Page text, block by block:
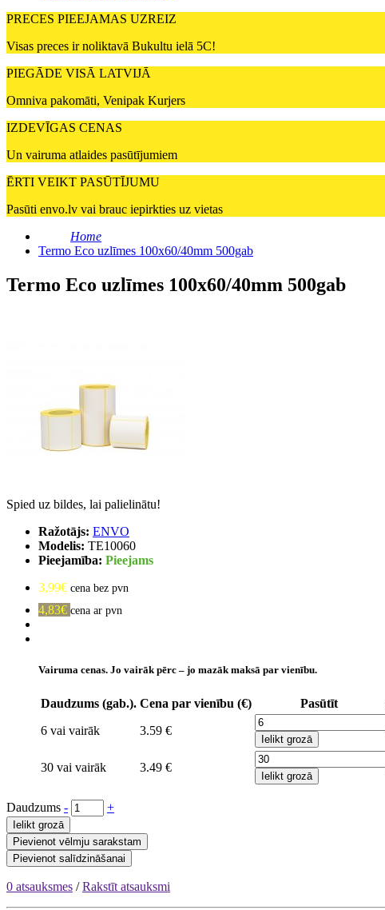
PRECES PIEEJAMAS UZREIZ
Visas preces ir noliktavā Bukultu ielā 5C!
PIEGĀDE VISĀ LATVIJĀ
Omniva pakomāti, Venipak Kurjers
IZDEVĪGAS CENAS
Un vairuma atlaides pasūtījumiem
ĒRTI VEIKT PASŪTĪJUMU
Pasūti envo.lv vai brauc iepirkties uz vietas
Home
Termo Eco uzlīmes 100x60/40mm 500gab
Termo Eco uzlīmes 100x60/40mm 500gab
Spied uz bildes, lai palielinātu!
Ražotājs: ENVO
Modelis: TE10060
Pieejamība: Pieejams
3,99€ cena bez pvn
4,83€ cena ar pvn
Vairuma cenas. Jo vairāk pērc – jo mazāk maksā par vienību.
Daudzums (gab.). Cena par vienību (€) Pasūtīt
6 vai vairāk
3.59 €
Ielikt grozā
30 vai vairāk 3.49 €
Ielikt grozā
Daudzums - +
Ielikt grozā
Pievienot vēlmju sarakstam
Pievienot salīdzināšanai
0 atsauksmes /Rakstīt atsauksmi